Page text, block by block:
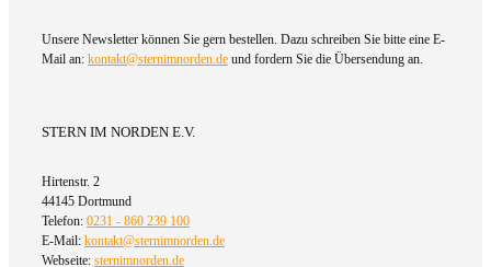
Unsere Newsletter können Sie gern bestellen. Dazu schreiben Sie bitte eine E-
Mail an: kontakt@sternimnorden.de und fordern Sie die Übersendung an.
STERN IM NORDEN E.V.
Hirtenstr. 2
44145 Dortmund
Telefon: 0231 - 860 239 100
E-Mail: kontakt@sternimnorden.de
Webseite: sternimnorden.de